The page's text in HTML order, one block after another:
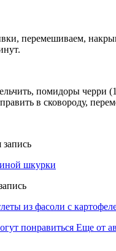
перемешиваем,
помидоры черри
в сковороду,
шкурки
из фасоли с
понравиться Еще от